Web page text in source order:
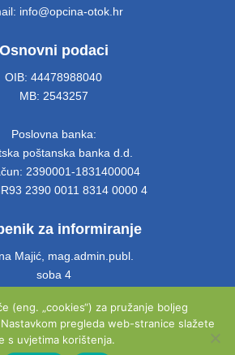
info@opcina-otok.hr
Osnovni podaci
OIB: 44478988040
MB: 2543257
Poslovna banka:
poštanska banka d.d.
2390001-1831400004
2390 0011 8314 0000 4
za informiranje
Majić, mag.admin.publ.
soba 4
info@opcina-otok.hr
(eng. „cookies“) za pružanje boljeg
pregleda web-stranice slažete
s uvjetima korištenja.